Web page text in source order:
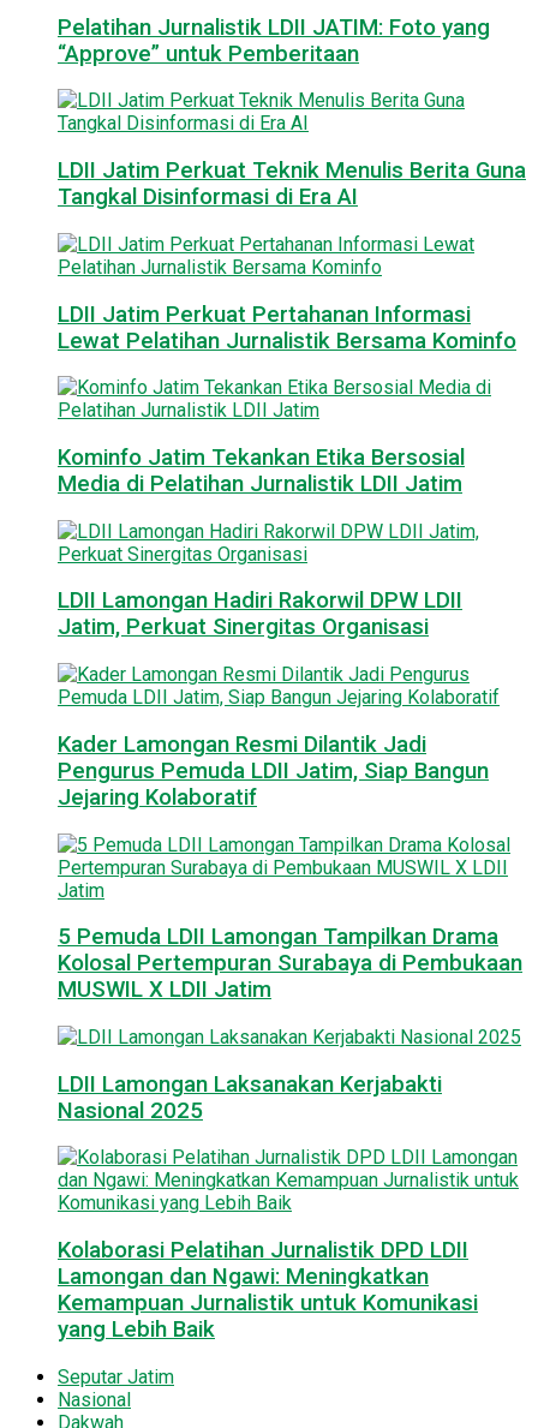
Pelatihan Jurnalistik LDII JATIM: Foto yang
“Approve” untuk Pemberitaan
LDII Jatim Perkuat Teknik Menulis Berita Guna
Tangkal Disinformasi di Era AI
LDII Jatim Perkuat Pertahanan Informasi
Lewat Pelatihan Jurnalistik Bersama Kominfo
Kominfo Jatim Tekankan Etika Bersosial
Media di Pelatihan Jurnalistik LDII Jatim
LDII Lamongan Hadiri Rakorwil DPW LDII
Jatim, Perkuat Sinergitas Organisasi
Kader Lamongan Resmi Dilantik Jadi
Pengurus Pemuda LDII Jatim, Siap Bangun
Jejaring Kolaboratif
5 Pemuda LDII Lamongan Tampilkan Drama
Kolosal Pertempuran Surabaya di Pembukaan
MUSWIL X LDII Jatim
LDII Lamongan Laksanakan Kerjabakti
Nasional 2025
Kolaborasi Pelatihan Jurnalistik DPD LDII
Lamongan dan Ngawi: Meningkatkan
Kemampuan Jurnalistik untuk Komunikasi
yang Lebih Baik
Seputar Jatim
Nasional
Dakwah